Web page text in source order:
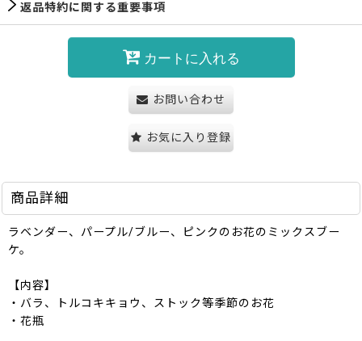
返品特約に関する重要事項
カートに入れる
お問い合わせ
お気に入り登録
商品詳細
ラベンダー、パープル/ブルー、ピンクのお花のミックスブー
ケ。
【内容】
・バラ、トルコキキョウ、ストック等季節のお花
・花瓶